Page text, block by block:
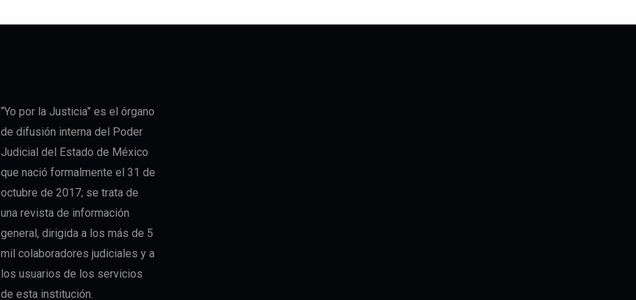
“Yo por la Justicia” es el órgano
de difusión interna del Poder
Judicial del Estado de México
que nació formalmente el 31 de
octubre de 2017; se trata de
una revista de información
general, dirigida a los más de 5
mil colaboradores judiciales y a
los usuarios de los servicios
de esta institución.